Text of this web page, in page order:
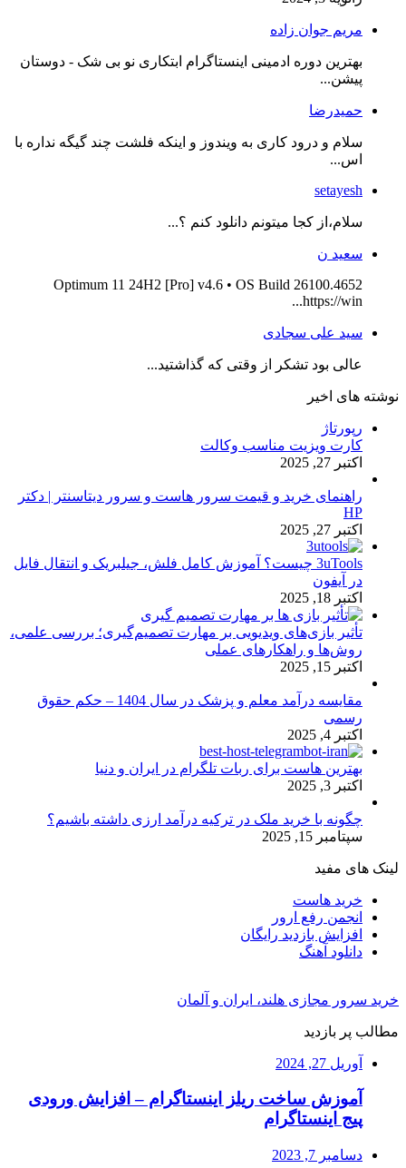
مریم جوان زاده
بهترین دوره ادمینی اینستاگرام ابتکاری نو بی شک - دوستان
پیشن...
حمیدرضا
سلام و درود کاری به ویندوز و اینکه فلشت چند گیگه نداره با
اس...
setayesh
سلام،از کجا میتونم دانلود کنم ؟...
سعید ن
Optimum 11 24H2 [Pro] v4.6 • OS Build 26100.4652
https://win...
سید علی سجادی
عالی بود تشکر از وقتی که گذاشتید...
نوشته های اخیر
رپورتاژ
کارت ویزیت مناسب وکالت
اکتبر 27, 2025
راهنمای خرید و قیمت سرور هاست و سرور دیتاسنتر | دکتر
HP
اکتبر 27, 2025
3uTools چیست؟ آموزش کامل فلش، جیلبریک و انتقال فایل
در آیفون
اکتبر 18, 2025
تأثیر بازی‌های ویدیویی بر مهارت تصمیم‌گیری؛ بررسی علمی،
روش‌ها و راهکارهای عملی
اکتبر 15, 2025
مقایسه درآمد معلم و پزشک در سال 1404 – حکم حقوق
رسمی
اکتبر 4, 2025
بهترین هاست برای ربات تلگرام در ایران و دنیا
اکتبر 3, 2025
چگونه با خرید ملک در ترکیه درآمد ارزی داشته باشیم؟
سپتامبر 15, 2025
لینک های مفید
خرید هاست
انجمن رفع ارور
افزایش بازدید رایگان
دانلود آهنگ
خرید سرور مجازی هلند، ایران و آلمان
مطالب پر بازدید
آوریل 27, 2024
آموزش ساخت ریلز اینستاگرام – افزایش ورودی
پیج اینستاگرام
دسامبر 7, 2023